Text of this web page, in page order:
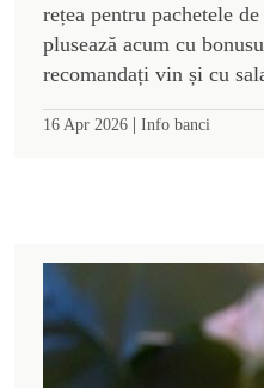
rețea pentru pachetele
plusează acum cu
recomandați vin și cu
16 Apr 2026 | Info banci